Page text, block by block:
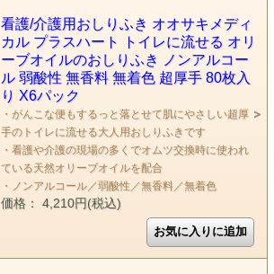
看護/介護用おしりふき オオサキメディ
カル プラスハート トイレに流せる オリ
ーブオイルのおしりふき ノンアルコー
ル 弱酸性 無香料 無着色 超厚手 80枚入
り X6パック
・がんこな便もするっと落とせて肌にやさしい超厚
手のトイレに流せる大人用おしりふきです
・看護や介護の現場の多くでオムツ交換時に使われ
ている天然オリーブオイルを配合
・ノンアルコール／弱酸性／無香料／無着色
価格： 4,210円(税込)